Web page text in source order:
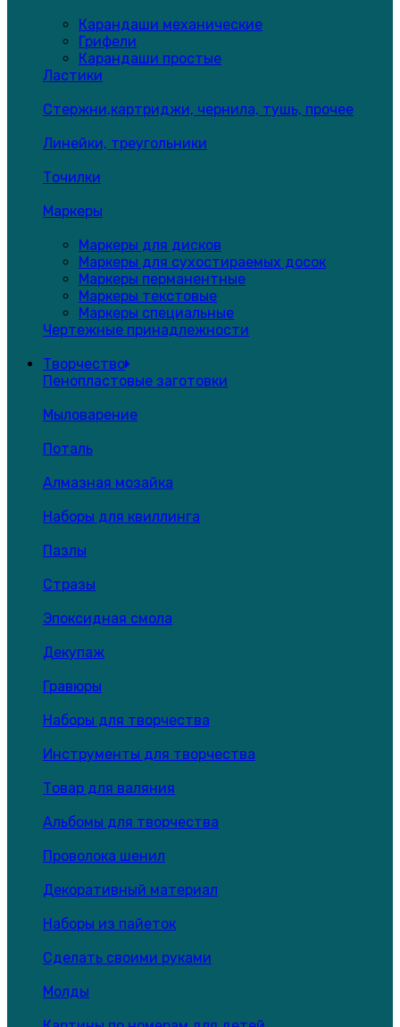
Карандаши механические
Грифели
Карандаши простые
Ластики
Стержни,картриджи, чернила, тушь, прочее
Линейки, треугольники
Точилки
Маркеры
Маркеры для дисков
Маркеры для сухостираемых досок
Маркеры перманентные
Маркеры текстовые
Маркеры специальные
Чертежные принадлежности
Творчество
Пенопластовые заготовки
Мыловарение
Поталь
Алмазная мозайка
Наборы для квиллинга
Пазлы
Стразы
Эпоксидная смола
Декупаж
Гравюры
Наборы для творчества
Инструменты для творчества
Товар для валяния
Альбомы для творчества
Проволока шенил
Декоративный материал
Наборы из пайеток
Сделать своими руками
Молды